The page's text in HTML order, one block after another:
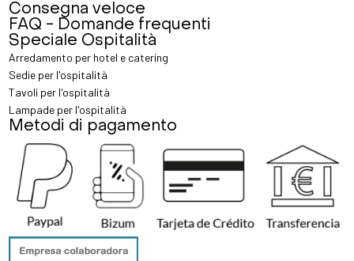
Consegna veloce
FAQ - Domande frequenti
Speciale Ospitalità
Arredamento per hotel e catering
Sedie per l'ospitalità
Tavoli per l'ospitalità
Lampade per l'ospitalità
Metodi di pagamento